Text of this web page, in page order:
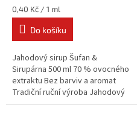
Měrná
cena:
0,40 Kč / 1 ml
Do košíku
Jahodový sirup Šufan &
Sirupárna 500 ml 70 % ovocného
extraktu Bez barviv a aromat
Tradiční ruční výroba Jahodový
sirup chutná jako...